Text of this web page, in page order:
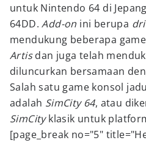
untuk Nintendo 64 di
64DD.Add-on ini berupa
mendukung beberapa
Artisdan juga telah
diluncurkan bersamaan
Salah satu game konsol
adalah SimCity 64, atau
SimCityklasik untuk
[page_break no="5"